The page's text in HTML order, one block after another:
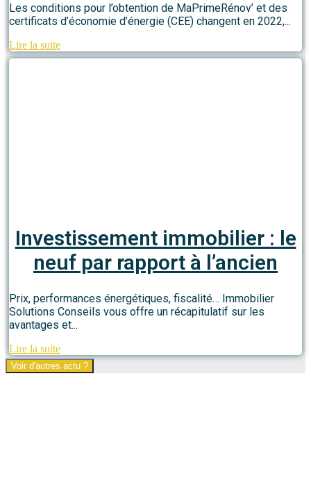
Les conditions pour l’obtention de MaPrimeRénov’ et des
certificats d’économie d’énergie (CEE) changent en 2022,...
Lire la suite
Investissement immobilier : le
neuf par rapport à l’ancien
Prix, performances énergétiques, fiscalité… Immobilier
Solutions Conseils vous offre un récapitulatif sur les
avantages et...
Lire la suite
Voir d'autres actu ?